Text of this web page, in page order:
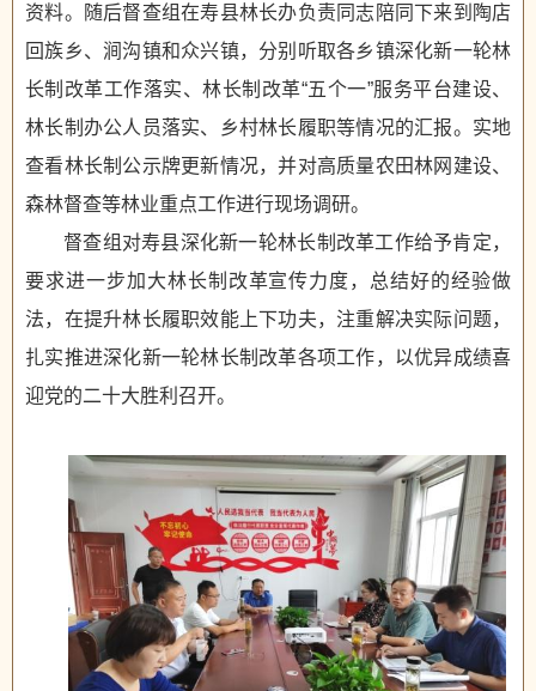
资料。随后督查组在寿县林长办负责同志陪同下来到陶店
回族乡、涧沟镇和众兴镇，分别听取各乡镇深化新一轮林
长制改革工作落实、林长制改革“五个一”服务平台建设、
林长制办公人员落实、乡村林长履职等情况的汇报。实地
查看林长制公示牌更新情况，并对高质量农田林网建设、
森林督查等林业重点工作进行现场调研。
督查组对寿县深化新一轮林长制改革工作给予肯定，
要求进一步加大林长制改革宣传力度，总结好的经验做
法，在提升林长履职效能上下功夫，注重解决实际问题，
扎实推进深化新一轮林长制改革各项工作，以优异成绩喜
迎党的二十大胜利召开。